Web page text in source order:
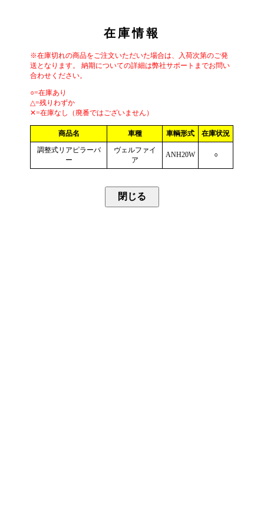
在庫情報
※在庫切れの商品をご注文いただいた場合は、入荷次第のご発
送となります。 納期についての詳細は弊社サポートまでお問い
合わせください。
○=在庫あり
△=残りわずか
✕=在庫なし（廃番ではございません）
商品名 車種 車輌形式
在庫状況
調整式リアピラーバ
ー
ヴェルファイ
ア
ANH20W ○